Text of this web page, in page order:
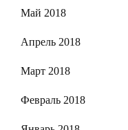
Май 2018
Апрель 2018
Март 2018
Февраль 2018